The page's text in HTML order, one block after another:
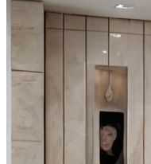
5
Почему
Хлеба